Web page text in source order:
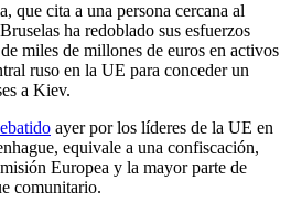
que cita a una persona cercana al
ha redoblado sus esfuerzos
miles de millones de euros en activos
ruso en la UE para conceder un
a Kiev.
ayer por los líderes de la UE en
equivale a una confiscación,
Europea y la mayor parte de
comunitario.